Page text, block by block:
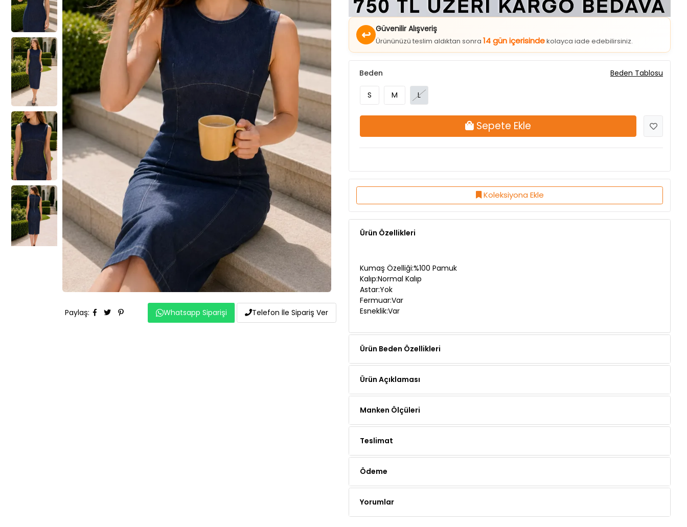
Paylaş: Whatsapp Siparişi Telefon İle Sipariş Ver
↩ Güvenilir Alışveriş
Ürününüzü teslim aldıktan sonra 14 gün içerisindekolayca iade edebilirsiniz.
Beden
S M L
Beden Tablosu
Sepete Ekle
Koleksiyona Ekle
Ürün Özellikleri
Kumaş Özelliği:%100 Pamuk
Kalıp:Normal Kalıp
Astar:Yok
Fermuar:Var
Esneklik:Var
Ürün Beden Özellikleri
Ürün Açıklaması
Manken Ölçüleri
Teslimat
Ödeme
Yorumlar